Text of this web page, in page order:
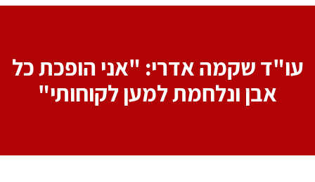
עו"ד שקמה אדרי: "אני הופכת כל
אבן ונלחמת למען לקוחותי"